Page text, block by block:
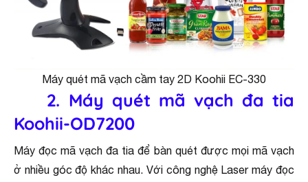
Máy quét mã vạch cầm tay 2D Koohii EC-330
2. Máy quét mã vạch đa tia
Koohii-OD7200
Máy đọc mã vạch đa tia để bàn quét được mọi mã vạch
ở nhiều góc độ khác nhau. Với công nghệ Laser máy đọc